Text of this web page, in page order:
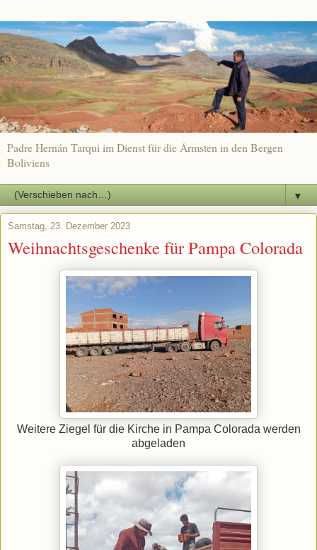
Padre Hernán Tarqui im Dienst für die Ärmsten in den Bergen
Boliviens
▼
Samstag, 23. Dezember 2023
Weihnachtsgeschenke für Pampa Colorada
Weitere Ziegel für die Kirche in Pampa Colorada werden
abgeladen